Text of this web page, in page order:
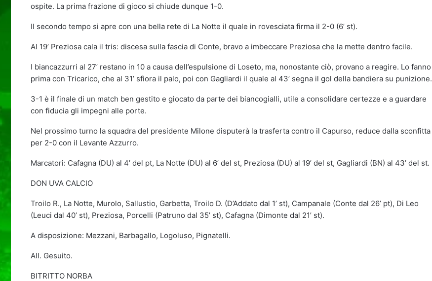
ospite. La prima frazione di gioco si chiude dunque 1-0.
Il secondo tempo si apre con una bella rete di La Notte il quale in rovesciata firma il 2-0 (6’ st).
Al 19’ Preziosa cala il tris: discesa sulla fascia di Conte, bravo a imbeccare Preziosa che la mette dentro facile.
I biancazzurri al 27’ restano in 10 a causa dell’espulsione di Loseto, ma, nonostante ciò, provano a reagire. Lo fanno
prima con Tricarico, che al 31’ sfiora il palo, poi con Gagliardi il quale al 43’ segna il gol della bandiera su punizione.
3-1 è il finale di un match ben gestito e giocato da parte dei biancogialli, utile a consolidare certezze e a guardare
con fiducia gli impegni alle porte.
Nel prossimo turno la squadra del presidente Milone disputerà la trasferta contro il Capurso, reduce dalla sconfitta
per 2-0 con il Levante Azzurro.
Marcatori: Cafagna (DU) al 4’ del pt, La Notte (DU) al 6’ del st, Preziosa (DU) al 19’ del st, Gagliardi (BN) al 43’ del st.
DON UVA CALCIO
Troilo R., La Notte, Murolo, Sallustio, Garbetta, Troilo D. (D’Addato dal 1’ st), Campanale (Conte dal 26’ pt), Di Leo
(Leuci dal 40’ st), Preziosa, Porcelli (Patruno dal 35’ st), Cafagna (Dimonte dal 21’ st).
A disposizione: Mezzani, Barbagallo, Logoluso, Pignatelli.
All. Gesuito.
BITRITTO NORBA